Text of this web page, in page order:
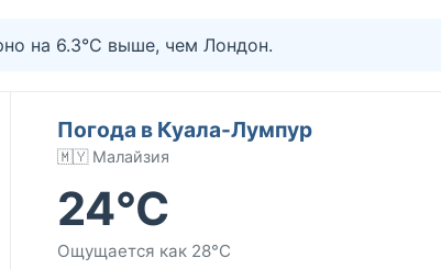
на 6.3°C выше, чем Лондон.
Погода в Куала-Лумпур
🇲🇾 Малайзия
24°C
Ощущается как 28°C